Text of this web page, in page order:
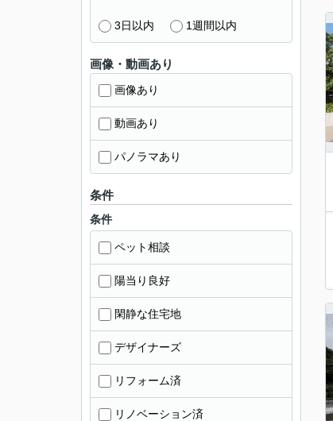
3日以内 1週間以内
画像・動画あり
画像あり
動画あり
パノラマあり
条件
条件
ペット相談
陽当り良好
閑静な住宅地
デザイナーズ
リフォーム済
リノベーション済